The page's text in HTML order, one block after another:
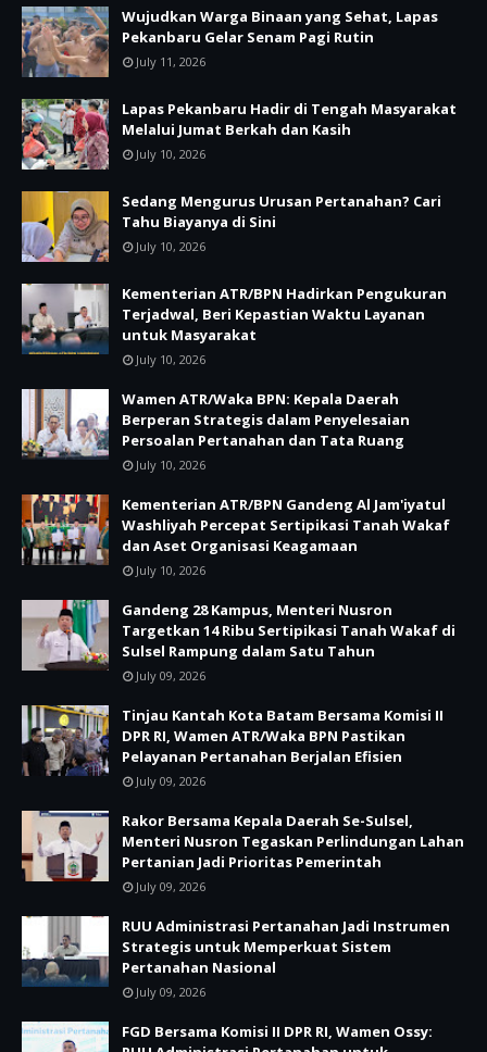
Wujudkan Warga Binaan yang Sehat, Lapas
Pekanbaru Gelar Senam Pagi Rutin
July 11, 2026
Lapas Pekanbaru Hadir di Tengah Masyarakat
Melalui Jumat Berkah dan Kasih
July 10, 2026
Sedang Mengurus Urusan Pertanahan? Cari
Tahu Biayanya di Sini
July 10, 2026
Kementerian ATR/BPN Hadirkan Pengukuran
Terjadwal, Beri Kepastian Waktu Layanan
untuk Masyarakat
July 10, 2026
Wamen ATR/Waka BPN: Kepala Daerah
Berperan Strategis dalam Penyelesaian
Persoalan Pertanahan dan Tata Ruang
July 10, 2026
Kementerian ATR/BPN Gandeng Al Jam'iyatul
Washliyah Percepat Sertipikasi Tanah Wakaf
dan Aset Organisasi Keagamaan
July 10, 2026
Gandeng 28 Kampus, Menteri Nusron
Targetkan 14 Ribu Sertipikasi Tanah Wakaf di
Sulsel Rampung dalam Satu Tahun
July 09, 2026
Tinjau Kantah Kota Batam Bersama Komisi II
DPR RI, Wamen ATR/Waka BPN Pastikan
Pelayanan Pertanahan Berjalan Efisien
July 09, 2026
Rakor Bersama Kepala Daerah Se-Sulsel,
Menteri Nusron Tegaskan Perlindungan Lahan
Pertanian Jadi Prioritas Pemerintah
July 09, 2026
RUU Administrasi Pertanahan Jadi Instrumen
Strategis untuk Memperkuat Sistem
Pertanahan Nasional
July 09, 2026
FGD Bersama Komisi II DPR RI, Wamen Ossy: